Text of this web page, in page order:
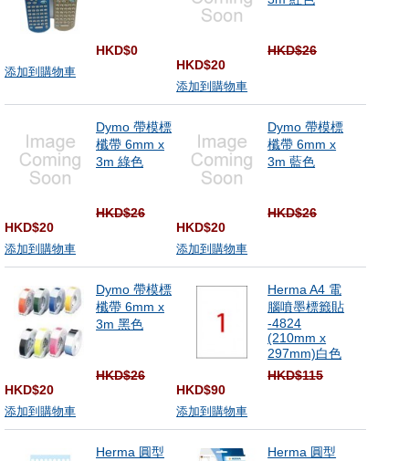
HKD$0
添加到購物車
HKD$26
HKD$20
添加到購物車
Dymo 帶模標
櫼帶 6mm x
3m 綠色
HKD$26
HKD$20
添加到購物車
Dymo 帶模標
櫼帶 6mm x
3m 藍色
HKD$26
HKD$20
添加到購物車
Dymo 帶模標
櫼帶 6mm x
3m 黑色
HKD$26
HKD$20
添加到購物車
Herma A4 電
腦噴墨標籤貼
-4824
(210mm x
297mm)白色
HKD$115
HKD$90
添加到購物車
Herma 圓型
Herma 圓型